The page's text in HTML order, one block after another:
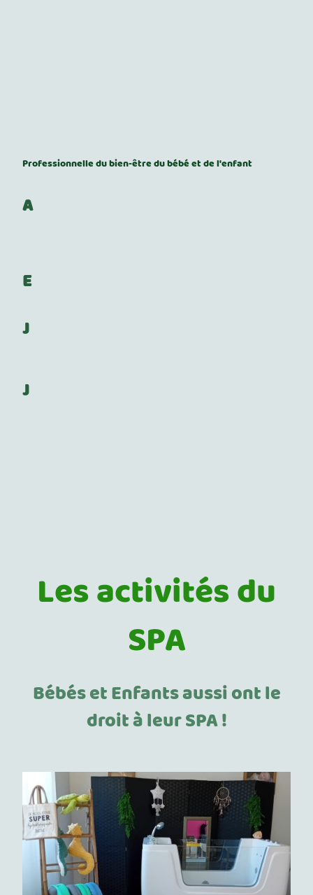
Professionnelle du bien-être du bébé et de l'enfant
Après des études en psychologie, du bénévolat durant
E
J
J
Les activités du
SPA
Bébés et Enfants aussi ont le
droit à leur SPA !